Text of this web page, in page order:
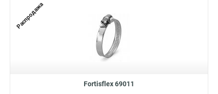
Распродажа
Fortisflex 69011